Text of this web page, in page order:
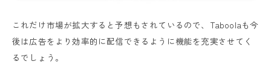
これだけ市場が拡大すると予想もされているので、Taboolaも今
後は広告をより効率的に配信できるように機能を充実させてく
るでしょう。